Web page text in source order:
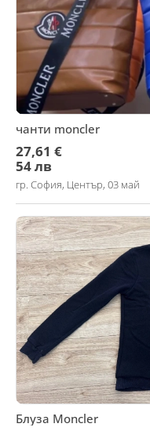
чанти moncler
27,61 €
54 лв
гр. София, Център, 03 май
Блуза Moncler